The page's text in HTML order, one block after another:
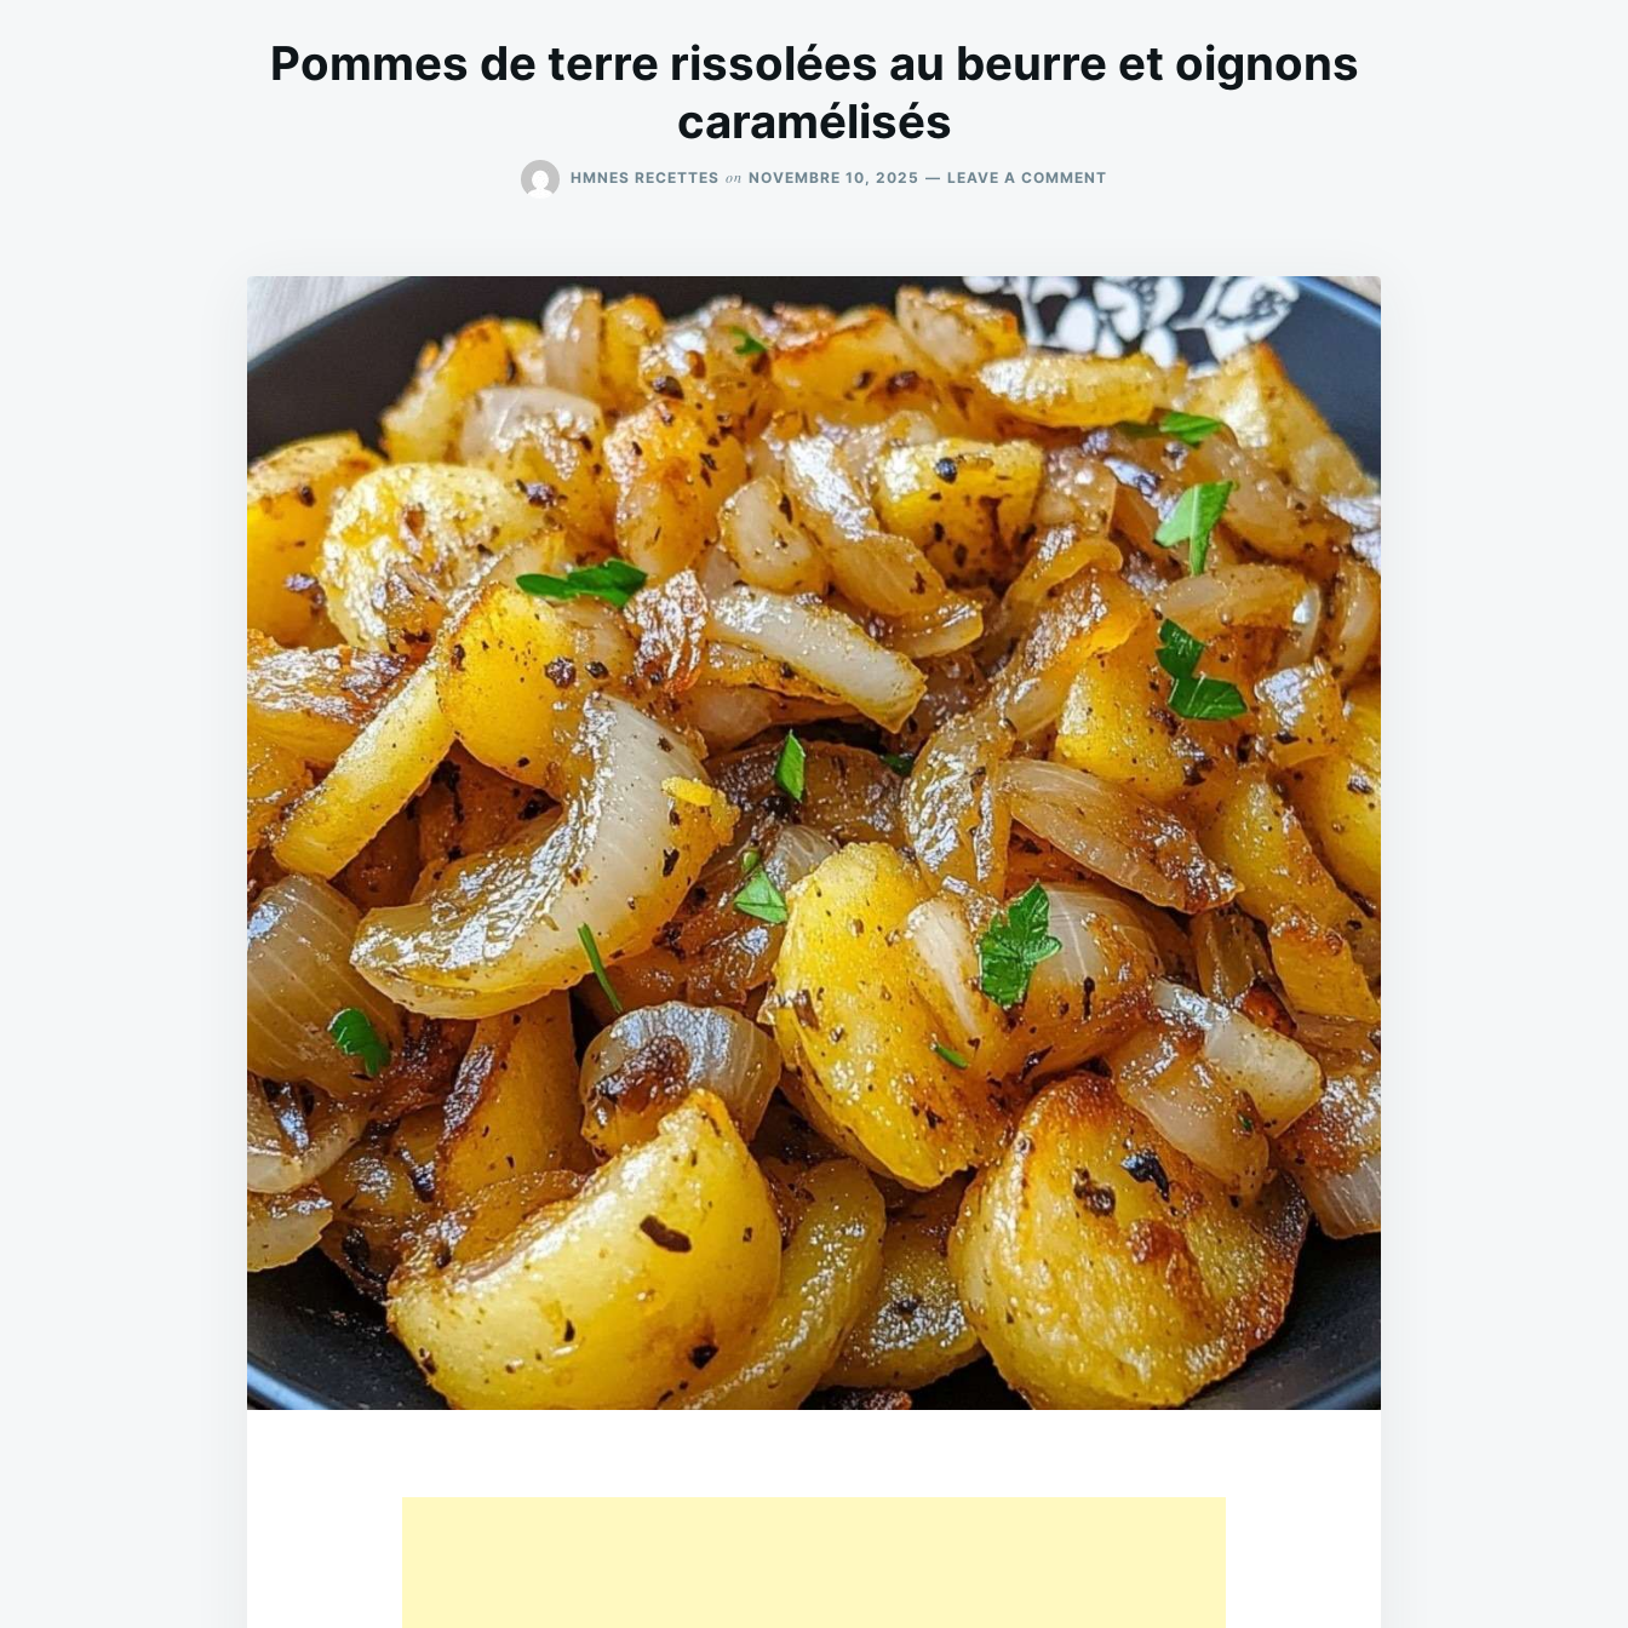
Pommes de terre rissolées au beurre et oignons
caramélisés
HMNES RECETTES on NOVEMBRE 10, 2025 LEAVE A COMMENT
AU
BEURRE
ET
OIGNONS
CARAMÉLISÉS